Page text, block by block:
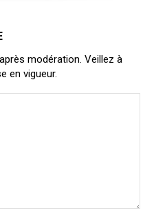
modération. Veillez à
en vigueur.